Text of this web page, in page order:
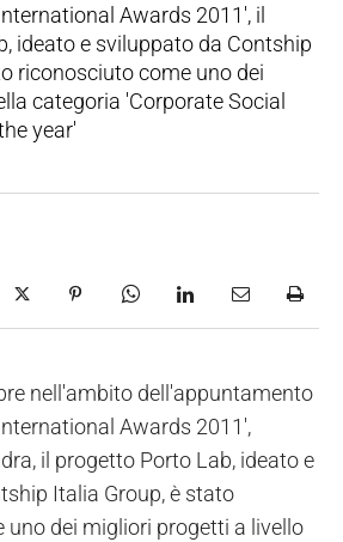
Awards 2011', il
ideato e sviluppato da Contship
riconosciuto come uno dei
categoria 'Corporate Social
year'
nell'ambito dell'appuntamento
Awards 2011',
il progetto Porto Lab, ideato e
Italia Group, è stato
uno dei migliori progetti a livello